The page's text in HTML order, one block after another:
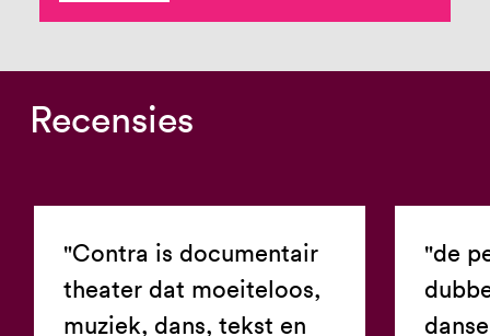
Recensies
"Contra is documentair
theater dat moeiteloos,
muziek, dans, tekst en
"de